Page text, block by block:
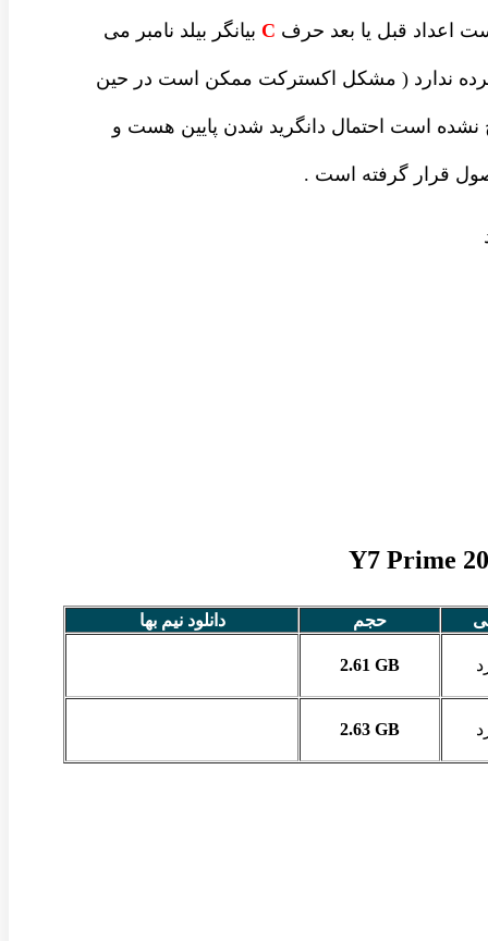
اعداد قبل یا بعد حرف C بیانگر بیلد نامبر می
ندارد ( مشکل اکسترکت ممکن است در حین
است احتمال دانگرید شدن پایین هست و
قرار گرفته است .
حجم دانلود نیم بها
2.61 GB
2.63 GB